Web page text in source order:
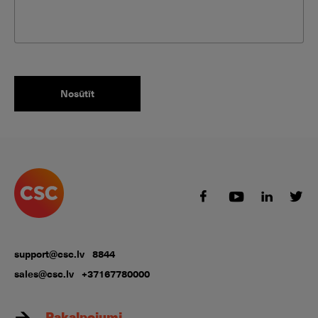
support@csc.lv 8844
sales@csc.lv +37167780000